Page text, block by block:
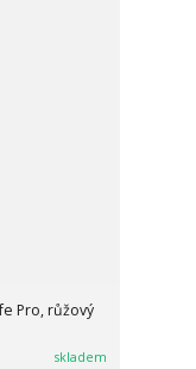
Pro, růžový
skladem